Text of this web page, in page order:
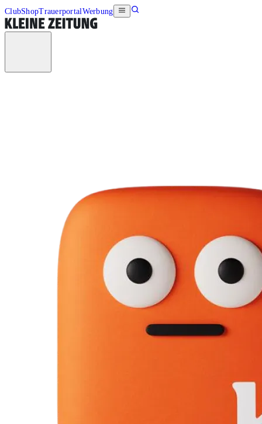
ClubShopTrauerportalWerbung